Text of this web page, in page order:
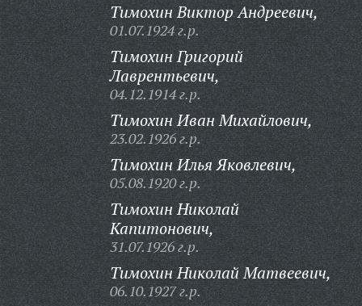
Тимохин Виктор Андреевич,
01.07.1924 г.р.
Тимохин Григорий
Лаврентьевич,
04.12.1914 г.р.
Тимохин Иван Михайлович,
23.02.1926 г.р.
Тимохин Илья Яковлевич,
05.08.1920 г.р.
Тимохин Николай
Капитонович,
31.07.1926 г.р.
Тимохин Николай Матвеевич,
06.10.1927 г.р.